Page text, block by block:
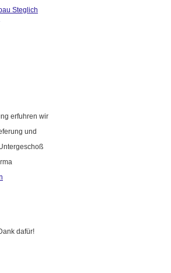
erfuhren wir
und
dafür!